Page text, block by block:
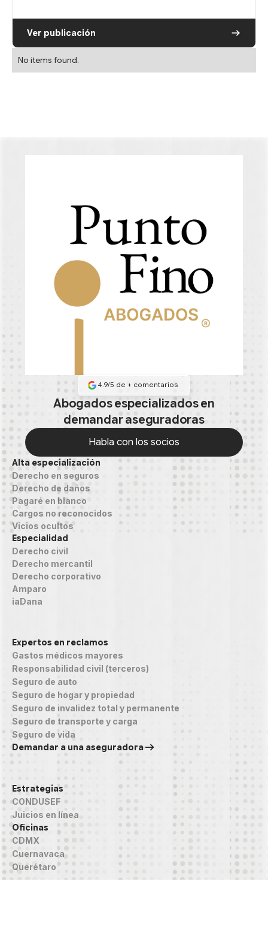
Ver publicación
No items found.
4.9/5 de + comentarios
Abogados especializados en
demandar aseguradoras
Habla con los socios
Habla con los socios
Alta especialización
Derecho en seguros
Derecho de daños
Pagaré en blanco
Cargos no reconocidos
Vicios ocultos
Especialidad
Derecho civil
Derecho mercantil
Derecho corporativo
Amparo
iaDana
Expertos en reclamos
Gastos médicos mayores
Responsabilidad civil (terceros)
Seguro de auto
Seguro de hogar y propiedad
Seguro de invalidez total y permanente
Seguro de transporte y carga
Seguro de vida
Demandar a una aseguradora
Estrategias
CONDUSEF
Juicios en línea
Oficinas
CDMX
Cuernavaca
Querétaro